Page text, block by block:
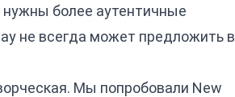
нужны более аутентичные
не всегда может предложить в
Мы попробовали New